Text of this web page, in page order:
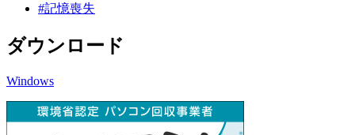
#記憶喪失
ダウンロード
Windows